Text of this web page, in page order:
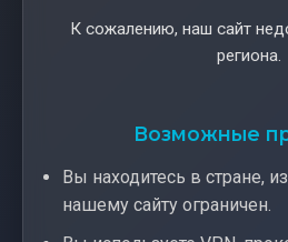
К сожалению, наш сайт
региона.
Возможные
Вы находитесь в стране,
нашему сайту ограничен.